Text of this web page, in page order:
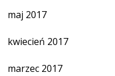
maj 2017
kwiecień 2017
marzec 2017